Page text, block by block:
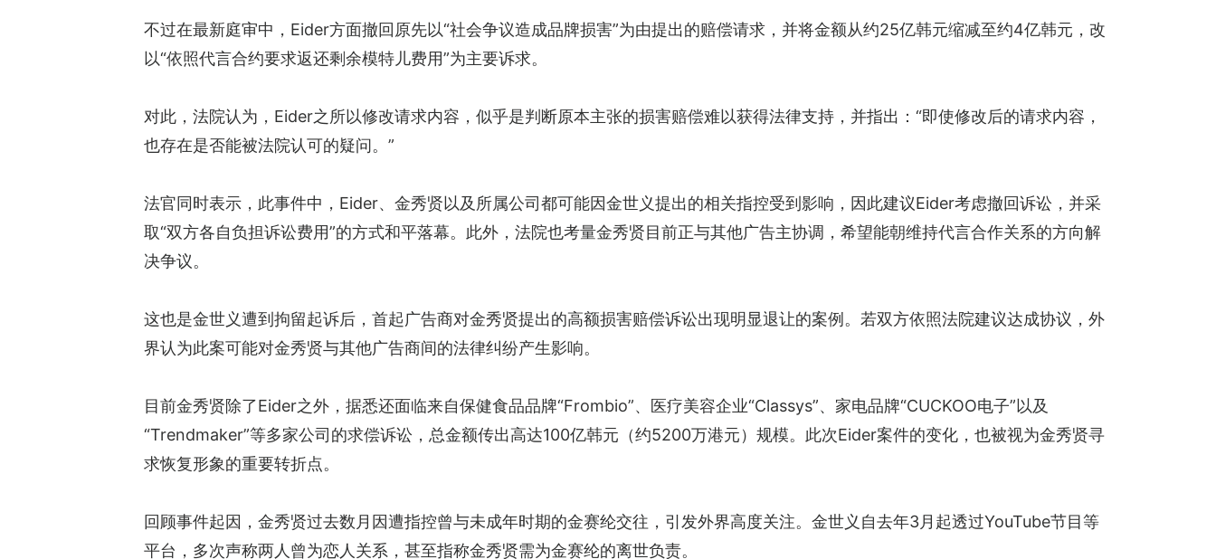
不过在最新庭审中，Eider方面撤回原先以“社会争议造成品牌损害”为由提出的赔偿请求，并将金额从约25亿韩元缩减至约4亿韩元，改
以“依照代言合约要求返还剩余模特儿费用”为主要诉求。
对此，法院认为，Eider之所以修改请求内容，似乎是判断原本主张的损害赔偿难以获得法律支持，并指出：“即使修改后的请求内容，
也存在是否能被法院认可的疑问。”
法官同时表示，此事件中，Eider、金秀贤以及所属公司都可能因金世义提出的相关指控受到影响，因此建议Eider考虑撤回诉讼，并采
取“双方各自负担诉讼费用”的方式和平落幕。此外，法院也考量金秀贤目前正与其他广告主协调，希望能朝维持代言合作关系的方向解
决争议。
这也是金世义遭到拘留起诉后，首起广告商对金秀贤提出的高额损害赔偿诉讼出现明显退让的案例。若双方依照法院建议达成协议，外
界认为此案可能对金秀贤与其他广告商间的法律纠纷产生影响。
目前金秀贤除了Eider之外，据悉还面临来自保健食品品牌“Frombio”、医疗美容企业“Classys”、家电品牌“CUCKOO电子”以及
“Trendmaker”等多家公司的求偿诉讼，总金额传出高达100亿韩元（约5200万港元）规模。此次Eider案件的变化，也被视为金秀贤寻
求恢复形象的重要转折点。
回顾事件起因，金秀贤过去数月因遭指控曾与未成年时期的金赛纶交往，引发外界高度关注。金世义自去年3月起透过YouTube节目等
平台，多次声称两人曾为恋人关系，甚至指称金秀贤需为金赛纶的离世负责。